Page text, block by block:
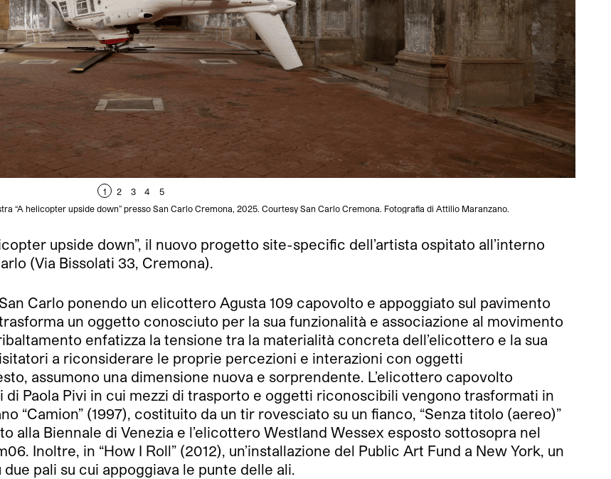
1 2 3 4
5
“A helicopter upside down” presso San Carlo Cremona, 2025. Courtesy San Carlo Cremona. Fotografia di Attilio Maranzano.
upside down”, il nuovo progetto site-specific dell’artista ospitato all’interno
(Via Bissolati 33, Cremona).
Carlo ponendo un elicottero Agusta 109 capovolto e appoggiato sul pavimento
un oggetto conosciuto per la sua funzionalità e associazione al movimento
enfatizza la tensione tra la materialità concreta dell’elicottero e la sua
a riconsiderare le proprie percezioni e interazioni con oggetti
assumono una dimensione nuova e sorprendente. L’elicottero capovolto
Paola Pivi in cui mezzi di trasporto e oggetti riconoscibili vengono trasformati in
“Camion” (1997), costituito da un tir rovesciato su un fianco, “Senza titolo (aereo)”
alla Biennale di Venezia e l’elicottero Westland Wessex esposto sottosopra nel
Inoltre, in “How I Roll” (2012), un’installazione del Public Art Fund a New York, un
pali su cui appoggiava le punte delle ali.